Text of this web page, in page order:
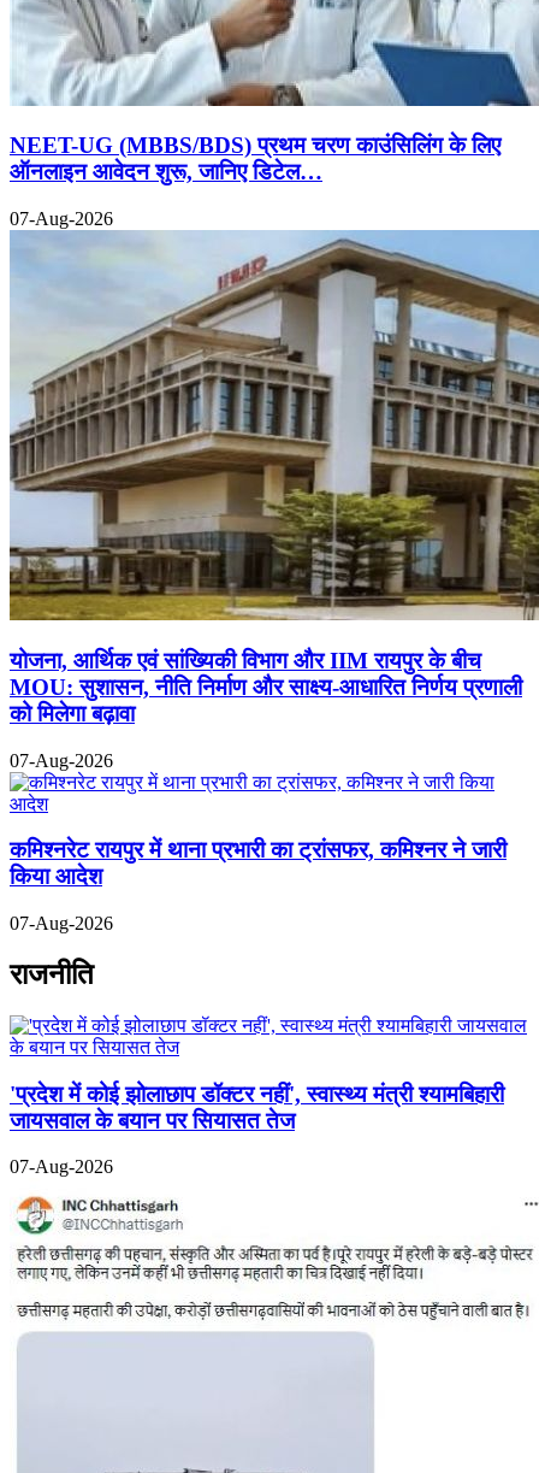
NEET-UG (MBBS/BDS) प्रथम चरण काउंसिलिंग के लिए
ऑनलाइन आवेदन शुरू, जानिए डिटेल…
07-Aug-2026
योजना, आर्थिक एवं सांख्यिकी विभाग और IIM रायपुर के बीच
MOU: सुशासन, नीति निर्माण और साक्ष्य-आधारित निर्णय प्रणाली
को मिलेगा बढ़ावा
07-Aug-2026
कमिश्नरेट रायपुर में थाना प्रभारी का ट्रांसफर, कमिश्नर ने जारी
किया आदेश
07-Aug-2026
राजनीति
'प्रदेश में कोई झोलाछाप डॉक्टर नहीं', स्वास्थ्य मंत्री श्यामबिहारी
जायसवाल के बयान पर सियासत तेज
07-Aug-2026